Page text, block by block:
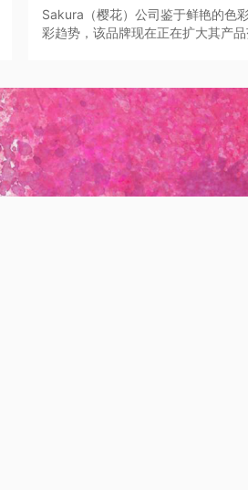
Sakura（樱花）公司鉴于鲜艳的色
彩趋势，该品牌现在正在扩大其产